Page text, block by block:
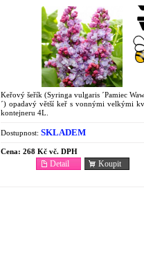
Keřový šeřík (Syringa vulgaris ´Pamiec
´) opadavý větší keř s vonnými velkými
kontejneru 4L.
Dostupnost: SKLADEM
Cena: 268 Kč vč. DPH
Koupit
Detail